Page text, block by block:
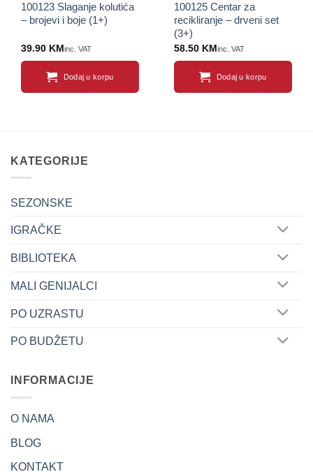
100123 Slaganje kolutića
– brojevi i boje (1+)
39.90 KM inc. VAT
Dodaj u korpu
100125 Centar za
recikliranje – drveni set
(3+)
58.50 KM inc. VAT
Dodaj u korpu
KATEGORIJE
SEZONSKE
IGRAČKE
BIBLIOTEKA
MALI GENIJALCI
PO UZRASTU
PO BUDŽETU
INFORMACIJE
O NAMA
BLOG
KONTAKT